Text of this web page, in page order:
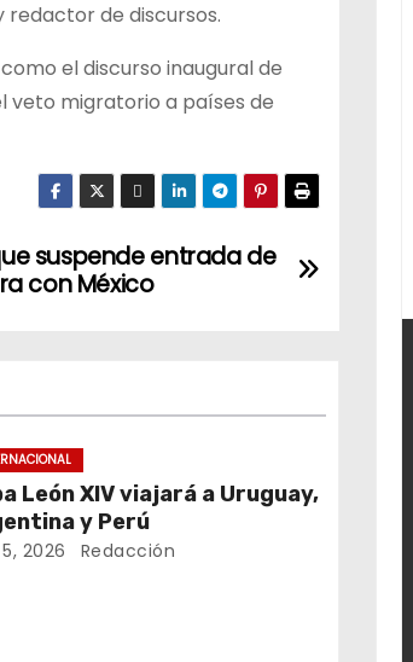
redactor de discursos.
el discurso inaugural de
veto migratorio a países de
suspende entrada de
con México
León XIV viajará a Uruguay,
y Perú
2026 Redacción